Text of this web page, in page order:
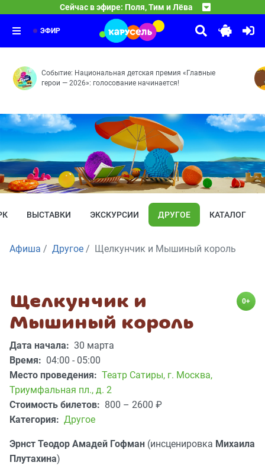
Сейчас в эфире: Поля, Тим и Лёва
Мастер мини-гольфа — Воображаемые питомцы —
22:00
Ми-Ми-Мишки
Позитивное мышление — Кеша-новости — Пенная
С добрым утром, малыши!
Герои легендарной программы «Спокойной ночи,
ЭФИР
Событие: Национальная детская премия «Главные
герои — 2026»: голосование начинается!
ВЫСТАВКИ ЭКСКУРСИИ ДРУГОЕ КАТАЛОГ
Афиша Другое Щелкунчик и Мышиный король
Щелкунчик и
Мышиный король
0+
Дата начала: 30 марта
Время: 04:00 - 05:00
Место проведения: Театр Сатиры, г. Москва,
Триумфальная пл., д. 2​
Стоимость билетов: 800 – 2600 ₽
Категория: Другое
Эрнст Теодор Амадей Гофман (инсценировка Михаила
Плутахина)